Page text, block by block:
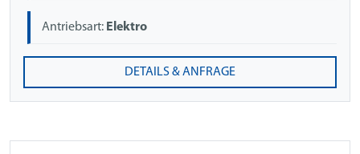
Antriebsart: Elektro
DETAILS & ANFRAGE